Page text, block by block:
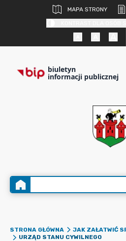
MAPA STRONY
biuletyn
informacji publicznej
STRONA GŁÓWNA
JAK ZAŁATWIĆ
URZĄD STANU CYWILNEGO